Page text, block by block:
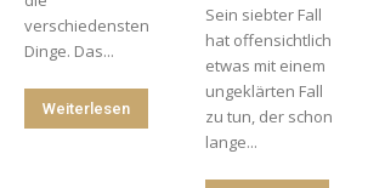
verschiedensten
Dinge. Das...
Weiterlesen
Sein siebter Fall
hat offensichtlich
etwas mit einem
ungeklärten Fall
zu tun, der schon
lange...